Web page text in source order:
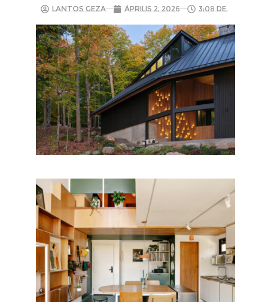
Lantos Geza április 2, 2026 3:08 de.